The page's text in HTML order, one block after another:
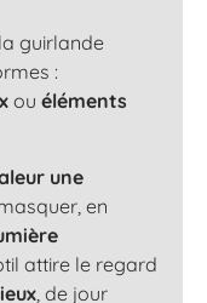
guirlande
:
ou éléments
une
en
attire le regard
, de jour